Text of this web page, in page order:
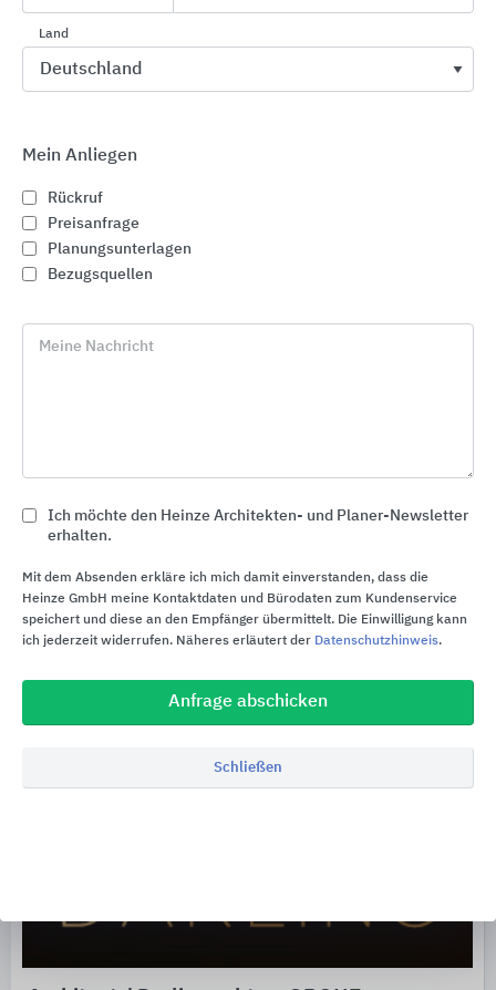
Alle anzeigen
Downloads
Produktinfos zum Mitnehmen
Architects' Darling
Land
Mein Anliegen
Rückruf
Preisanfrage
Planungsunterlagen
Bezugsquellen
Meine Nachricht
Ich möchte den Heinze Architekten- und Planer-Newsletter
erhalten.
Mit dem Absenden erkläre ich mich damit einverstanden, dass die
Heinze GmbH meine Kontaktdaten und Bürodaten zum Kundenservice
speichert und diese an den Empfänger übermittelt. Die Einwilligung kann
ich jederzeit widerrufen. Näheres erläutert der Datenschutzhinweis.
Anfrage abschicken
Schließen